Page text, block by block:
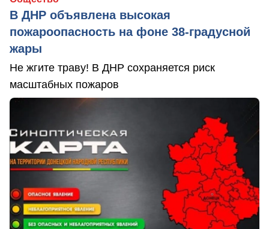
В ДНР объявлена высокая
пожароопасность на фоне 38-градусной
жары
Не жгите траву! В ДНР сохраняется риск
масштабных пожаров